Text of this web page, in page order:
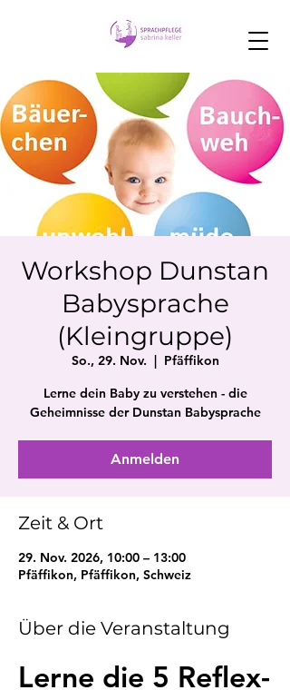
Workshop Dunstan
Babysprache
(Kleingruppe)
So., 29. Nov.
  |
Pfäffikon
Lerne dein Baby zu verstehen - die
Geheimnisse der Dunstan Babysprache
Anmelden
Zeit & Ort
29. Nov. 2026, 10:00 – 13:00
Pfäffikon, Pfäffikon, Schweiz
Über die Veranstaltung
Lerne die 5 Reflex-